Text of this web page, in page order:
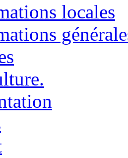
locales